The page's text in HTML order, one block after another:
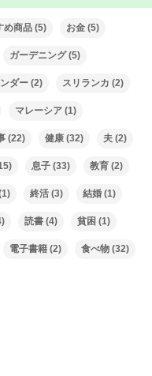
め商品 (5) お金 (5)
ガーデニング(5)
ダー (2) スリランカ (2)
マレーシア (1)
(22) 健康 (32) 夫 (2)
息子 (33) 教育 (2)
終活 (3) 結婚 (1)
読書 (4) 貧困 (1)
電子書籍 (2) 食べ物 (32)